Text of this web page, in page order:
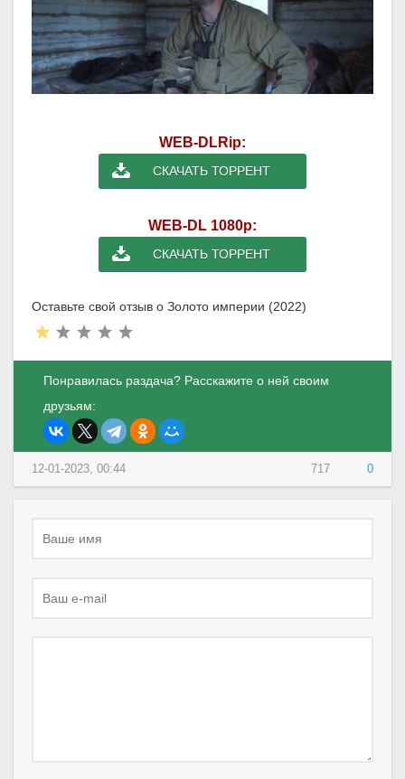
WEB-DLRip:
СКАЧАТЬ ТОРРЕНТ
WEB-DL 1080p:
СКАЧАТЬ ТОРРЕНТ
Оставьте свой отзыв о Золото империи (2022)
Понравилась раздача? Расскажите о ней своим
друзьям:
717 0
12-01-2023, 00:44